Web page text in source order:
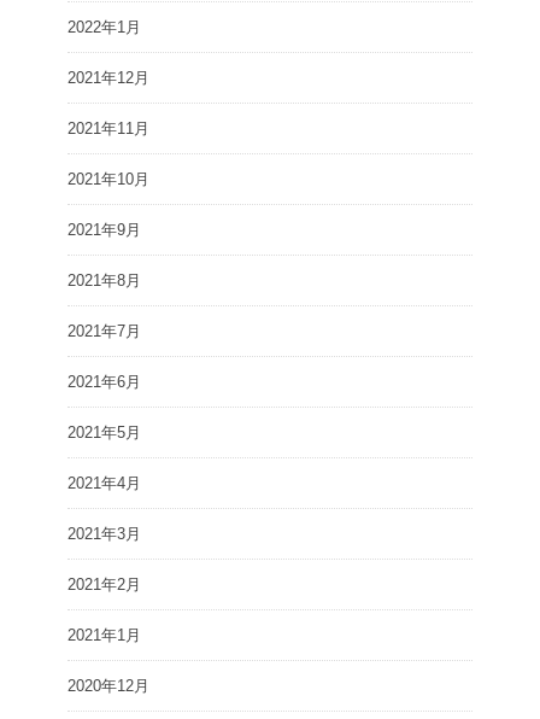
2022年1月
2021年12月
2021年11月
2021年10月
2021年9月
2021年8月
2021年7月
2021年6月
2021年5月
2021年4月
2021年3月
2021年2月
2021年1月
2020年12月